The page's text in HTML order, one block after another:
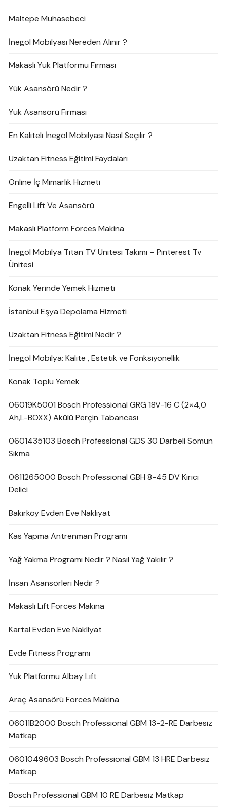
Maltepe Muhasebeci
İnegöl Mobilyası Nereden Alınır ?
Makaslı Yük Platformu Firması
Yük Asansörü Nedir ?
Yük Asansörü Firması
En Kaliteli İnegöl Mobilyası Nasıl Seçilir ?
Uzaktan Fitness Eğitimi Faydaları
Online İç Mimarlık Hizmeti
Engelli Lift Ve Asansörü
Makaslı Platform Forces Makina
İnegöl Mobilya Titan TV Ünitesi Takımı – Pinterest Tv
Ünitesi
Konak Yerinde Yemek Hizmeti
İstanbul Eşya Depolama Hizmeti
Uzaktan Fitness Eğitimi Nedir ?
İnegöl Mobilya: Kalite , Estetik ve Fonksiyonellik
Konak Toplu Yemek
06019K5001 Bosch Professional GRG 18V-16 C (2×4,0
Ah,L-BOXX) Akülü Perçin Tabancası
0601435103 Bosch Professional GDS 30 Darbeli Somun
Sıkma
0611265000 Bosch Professional GBH 8-45 DV Kırıcı
Delici
Bakırköy Evden Eve Nakliyat
Kas Yapma Antrenman Programı
Yağ Yakma Programı Nedir ? Nasıl Yağ Yakılır ?
İnsan Asansörleri Nedir ?
Makaslı Lift Forces Makina
Kartal Evden Eve Nakliyat
Evde Fitness Programı
Yük Platformu Albay Lift
Araç Asansörü Forces Makina
06011B2000 Bosch Professional GBM 13-2-RE Darbesiz
Matkap
0601049603 Bosch Professional GBM 13 HRE Darbesiz
Matkap
Bosch Professional GBM 10 RE Darbesiz Matkap